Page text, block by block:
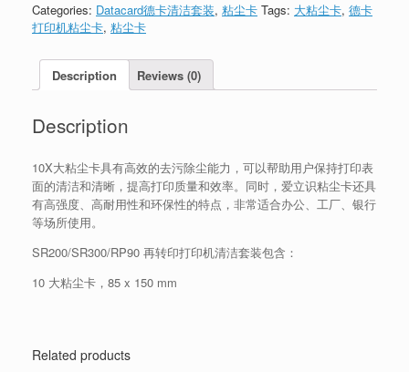
Categories: Datacard德卡清洁套装, 粘尘卡 Tags: 大粘尘卡, 德卡
打印机粘尘卡, 粘尘卡
Description Reviews (0)
Description
10X大粘尘卡具有高效的去污除尘能力，可以帮助用户保持打印表
面的清洁和清晰，提高打印质量和效率。同时，爱立识粘尘卡还具
有高强度、高耐用性和环保性的特点，非常适合办公、工厂、银行
等场所使用。
SR200/SR300/RP90 再转印打印机清洁套装包含：
10 大粘尘卡，85 x 150 mm
Related products